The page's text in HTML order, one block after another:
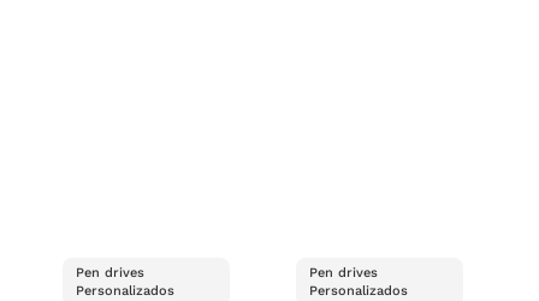
Pen drives
Personalizados
Pen drives
Personalizados